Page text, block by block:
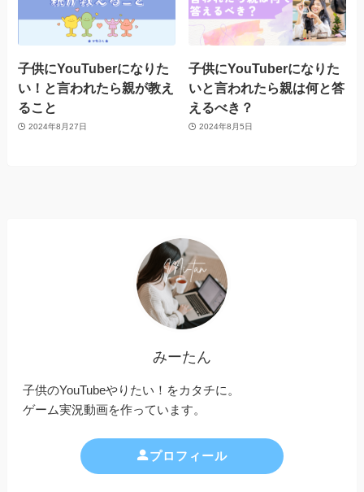
子供にYouTuberになりた
い！と言われたら親が教え
ること
2024年8月27日
子供にYouTuberになりた
いと言われたら親は何と答
えるべき？
2024年8月5日
みーたん
子供のYouTubeやりたい！をカタチに。
ゲーム実況動画を作っています。
プロフィール